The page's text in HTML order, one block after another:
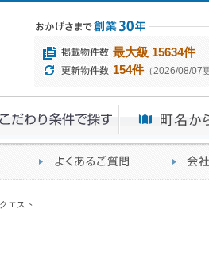
最大級 15634件
154件（2026/08/07
エスト